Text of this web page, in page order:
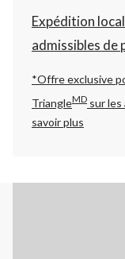
Expédition
admissibles de
*Offre exclusive
TriangleMD sur les
savoir plus